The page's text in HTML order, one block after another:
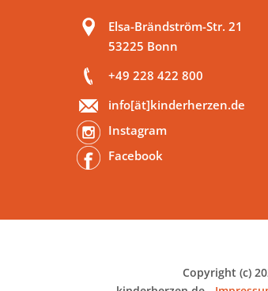
Elsa-Brändström-Str. 21
53225 Bonn
+49 228 422 800
info[ät]kinderherzen.de
Instagram
Facebook
Copyright (c)